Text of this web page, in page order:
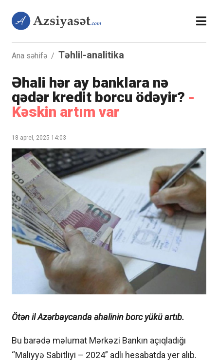
Ana səhifə / Təhlil-analitika
Əhali hər ay banklara nə
qədər kredit borcu ödəyir? -
Kəskin artım var
18 aprel, 2025 14:03
Ötən il Azərbaycanda əhalinin borc yükü artıb.
Bu barədə məlumat Mərkəzi Bankın açıqladığı
“Maliyyə Sabitliyi – 2024” adlı hesabatda yer alıb.